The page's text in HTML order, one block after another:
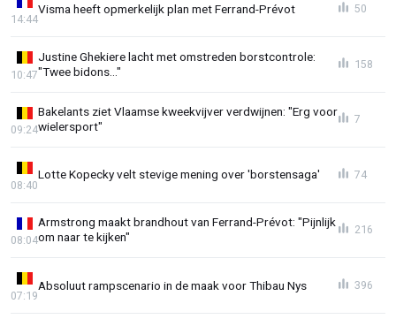
Visma heeft opmerkelijk plan met Ferrand-Prévot
14:44
50
Justine Ghekiere lacht met omstreden borstcontrole:
"Twee bidons..."
10:47
158
Bakelants ziet Vlaamse kweekvijver verdwijnen: "Erg voor
wielersport"
09:24
7
Lotte Kopecky velt stevige mening over 'borstensaga'
08:40
74
Armstrong maakt brandhout van Ferrand-Prévot: "Pijnlijk
om naar te kijken"
08:04
216
Absoluut rampscenario in de maak voor Thibau Nys
07:19
396